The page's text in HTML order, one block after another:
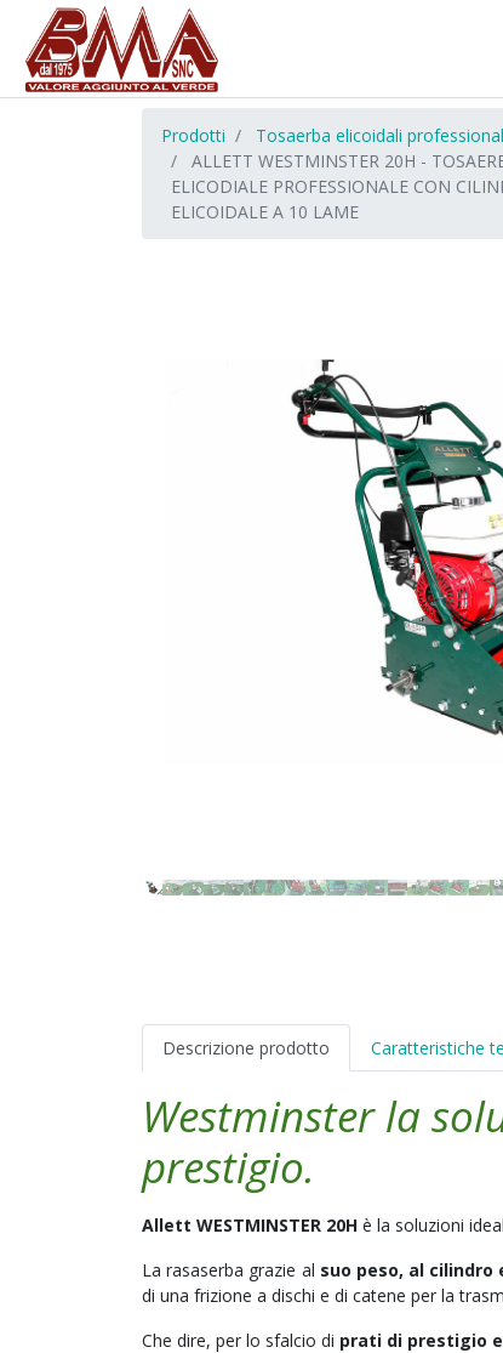
Prodotti
Tosaerba elicoidali
ALLETT WESTMINSTER 20H -
ELICODIALE PROFESSIONALE CON
ELICOIDALE A 10 LAME
Descrizione prodotto Caratteristiche
Westminster la
prestigio.
Allett WESTMINSTER 20H è la soluzioni
La rasaserba grazie al suo peso, al
di una frizione a dischi e di catene per la
Che dire, per lo sfalcio di prati di prestigio